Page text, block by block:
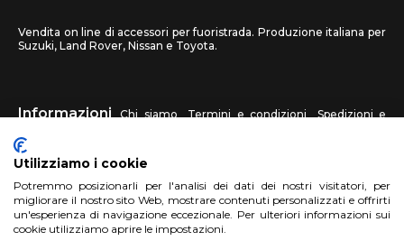
Vendita on line di accessori per fuoristrada. Produzione italiana per
Suzuki, Land Rover, Nissan e Toyota.
Informazioni Chi siamo Termini e condizioni
Spedizioni e
recessi
HM4X4 FAQ Centri assistenza Invia una foto
Account Registrati Accedi
Utilizziamo i cookie
Potremmo posizionarli per l'analisi dei dati dei nostri visitatori, per
migliorare il nostro sito Web, mostrare contenuti personalizzati e offrirti
un'esperienza di navigazione eccezionale. Per ulteriori informazioni sui
cookie utilizziamo aprire le impostazioni.